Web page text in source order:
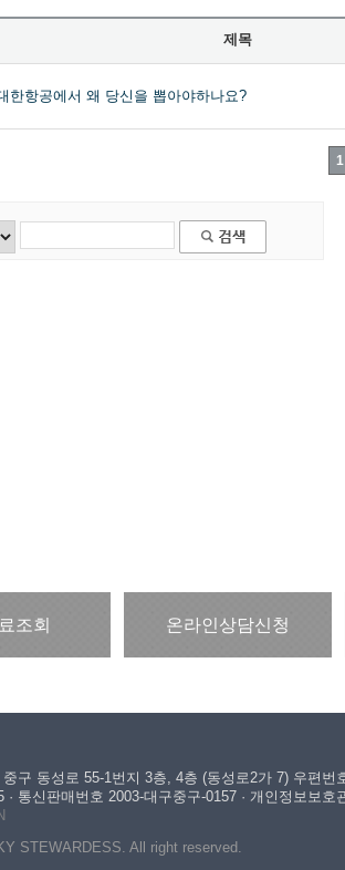
제목
한항공에서 왜 당신을 뽑아야하나요?
1
조회 온라인상담신청
구 동성로 55-1번지 3층, 4층 (동성로2가 7) 우편번
· 통신판매번호 2003-대구중구-0157 · 개인정보보호
STEWARDESS. All right reserved.